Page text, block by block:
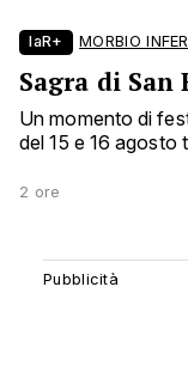
laR+ MORBIO
Sagra di San
Un momento di
del 15 e 16 agosto
2 ore